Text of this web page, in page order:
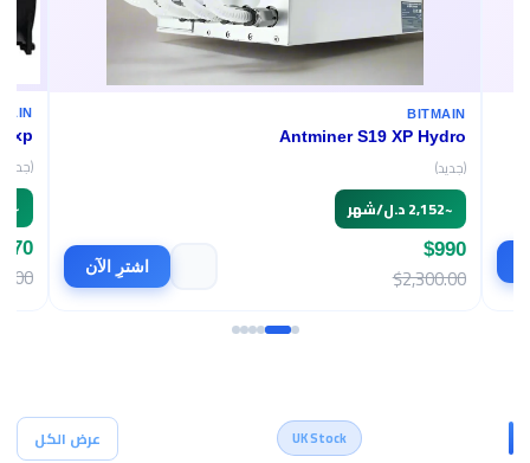
اشترِ الآن
Antminer S19 XP Hydro
~2,152 د.ل/شهر
$2,300.00 اشترِ الآن
UK Stock عرض الكل